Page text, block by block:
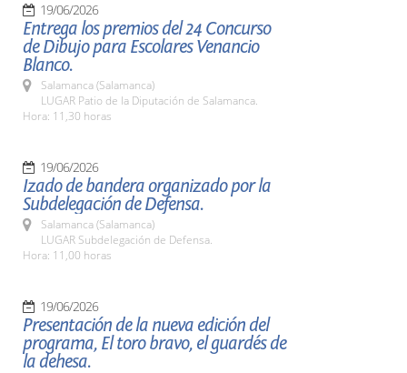
19/06/2026
Entrega los premios del 24 Concurso
de Dibujo para Escolares Venancio
Blanco.
Salamanca (Salamanca)
LUGAR Patio de la Diputación de Salamanca.
Hora: 11,30 horas
19/06/2026
Izado de bandera organizado por la
Subdelegación de Defensa.
Salamanca (Salamanca)
LUGAR Subdelegación de Defensa.
Hora: 11,00 horas
19/06/2026
Presentación de la nueva edición del
programa, El toro bravo, el guardés de
la dehesa.